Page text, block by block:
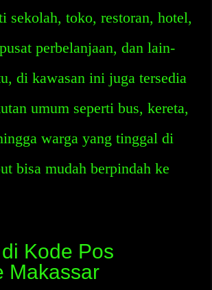
sekolah, toko, restoran, hotel,
perbelanjaan, dan lain-
di kawasan ini juga tersedia
umum seperti bus, kereta,
warga yang tinggal di
bisa mudah berpindah ke
Kode Pos
Makassar